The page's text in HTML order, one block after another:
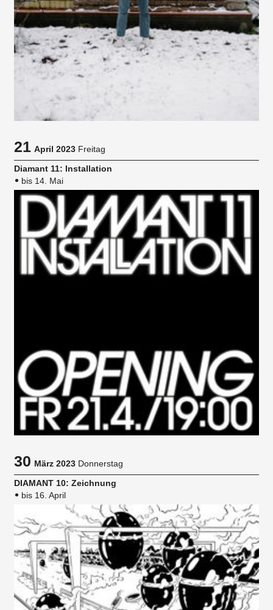
21April 2023 Freitag
Diamant 11: Installation
bis 14. Mai
30März 2023 Donnerstag
DIAMANT 10: Zeichnung
bis 16. April